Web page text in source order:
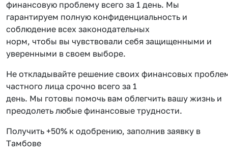
финансовую проблему всего за 1 день. Мы
гарантируем полную конфиденциальность и
соблюдение всех законодательных
норм, чтобы вы чувствовали себя защищенными и
уверенными в своем выборе.
Не откладывайте решение своих финансовых
частного лица срочно всего за 1
день. Мы готовы помочь вам облегчить вашу жизнь и
преодолеть любые финансовые трудности.
Получить +50% к одобрению, заполнив заявку в
Тамбове